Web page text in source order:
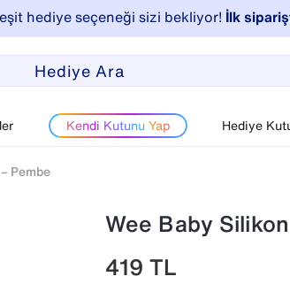
hediye seçeneği sizi bekliyor! İlk
Kendi Kutunu Yap Hediye
Pembe
Wee Baby
419 TL